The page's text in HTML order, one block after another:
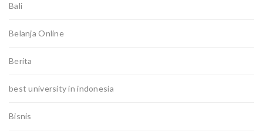
Bali
Belanja Online
Berita
best university in indonesia
Bisnis